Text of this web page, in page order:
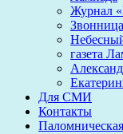
Журнал
Звонница
газета
Для СМИ
Контакты